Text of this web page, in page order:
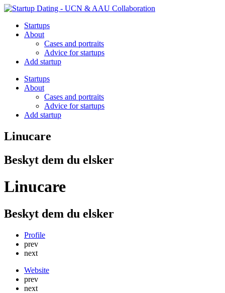
Startups
About
Cases and portraits
Advice for startups
Add startup
Startups
About
Cases and portraits
Advice for startups
Add startup
Linucare
Beskyt dem du elsker
Linucare
Beskyt dem du elsker
Profile
prev
next
Website
prev
next